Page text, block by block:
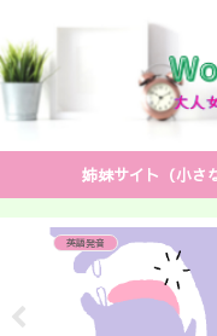
姉妹サイト（小さ
英語発音